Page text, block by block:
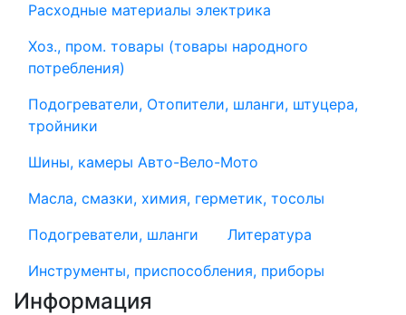
Расходные материалы электрика
Хоз., пром. товары (товары народного
потребления)
Подогреватели, Отопители, шланги, штуцера,
тройники
Шины, камеры Авто-Вело-Мото
Масла, смазки, химия, герметик, тосолы
Подогреватели, шланги
Литература
Инструменты, приспособления, приборы
Информация